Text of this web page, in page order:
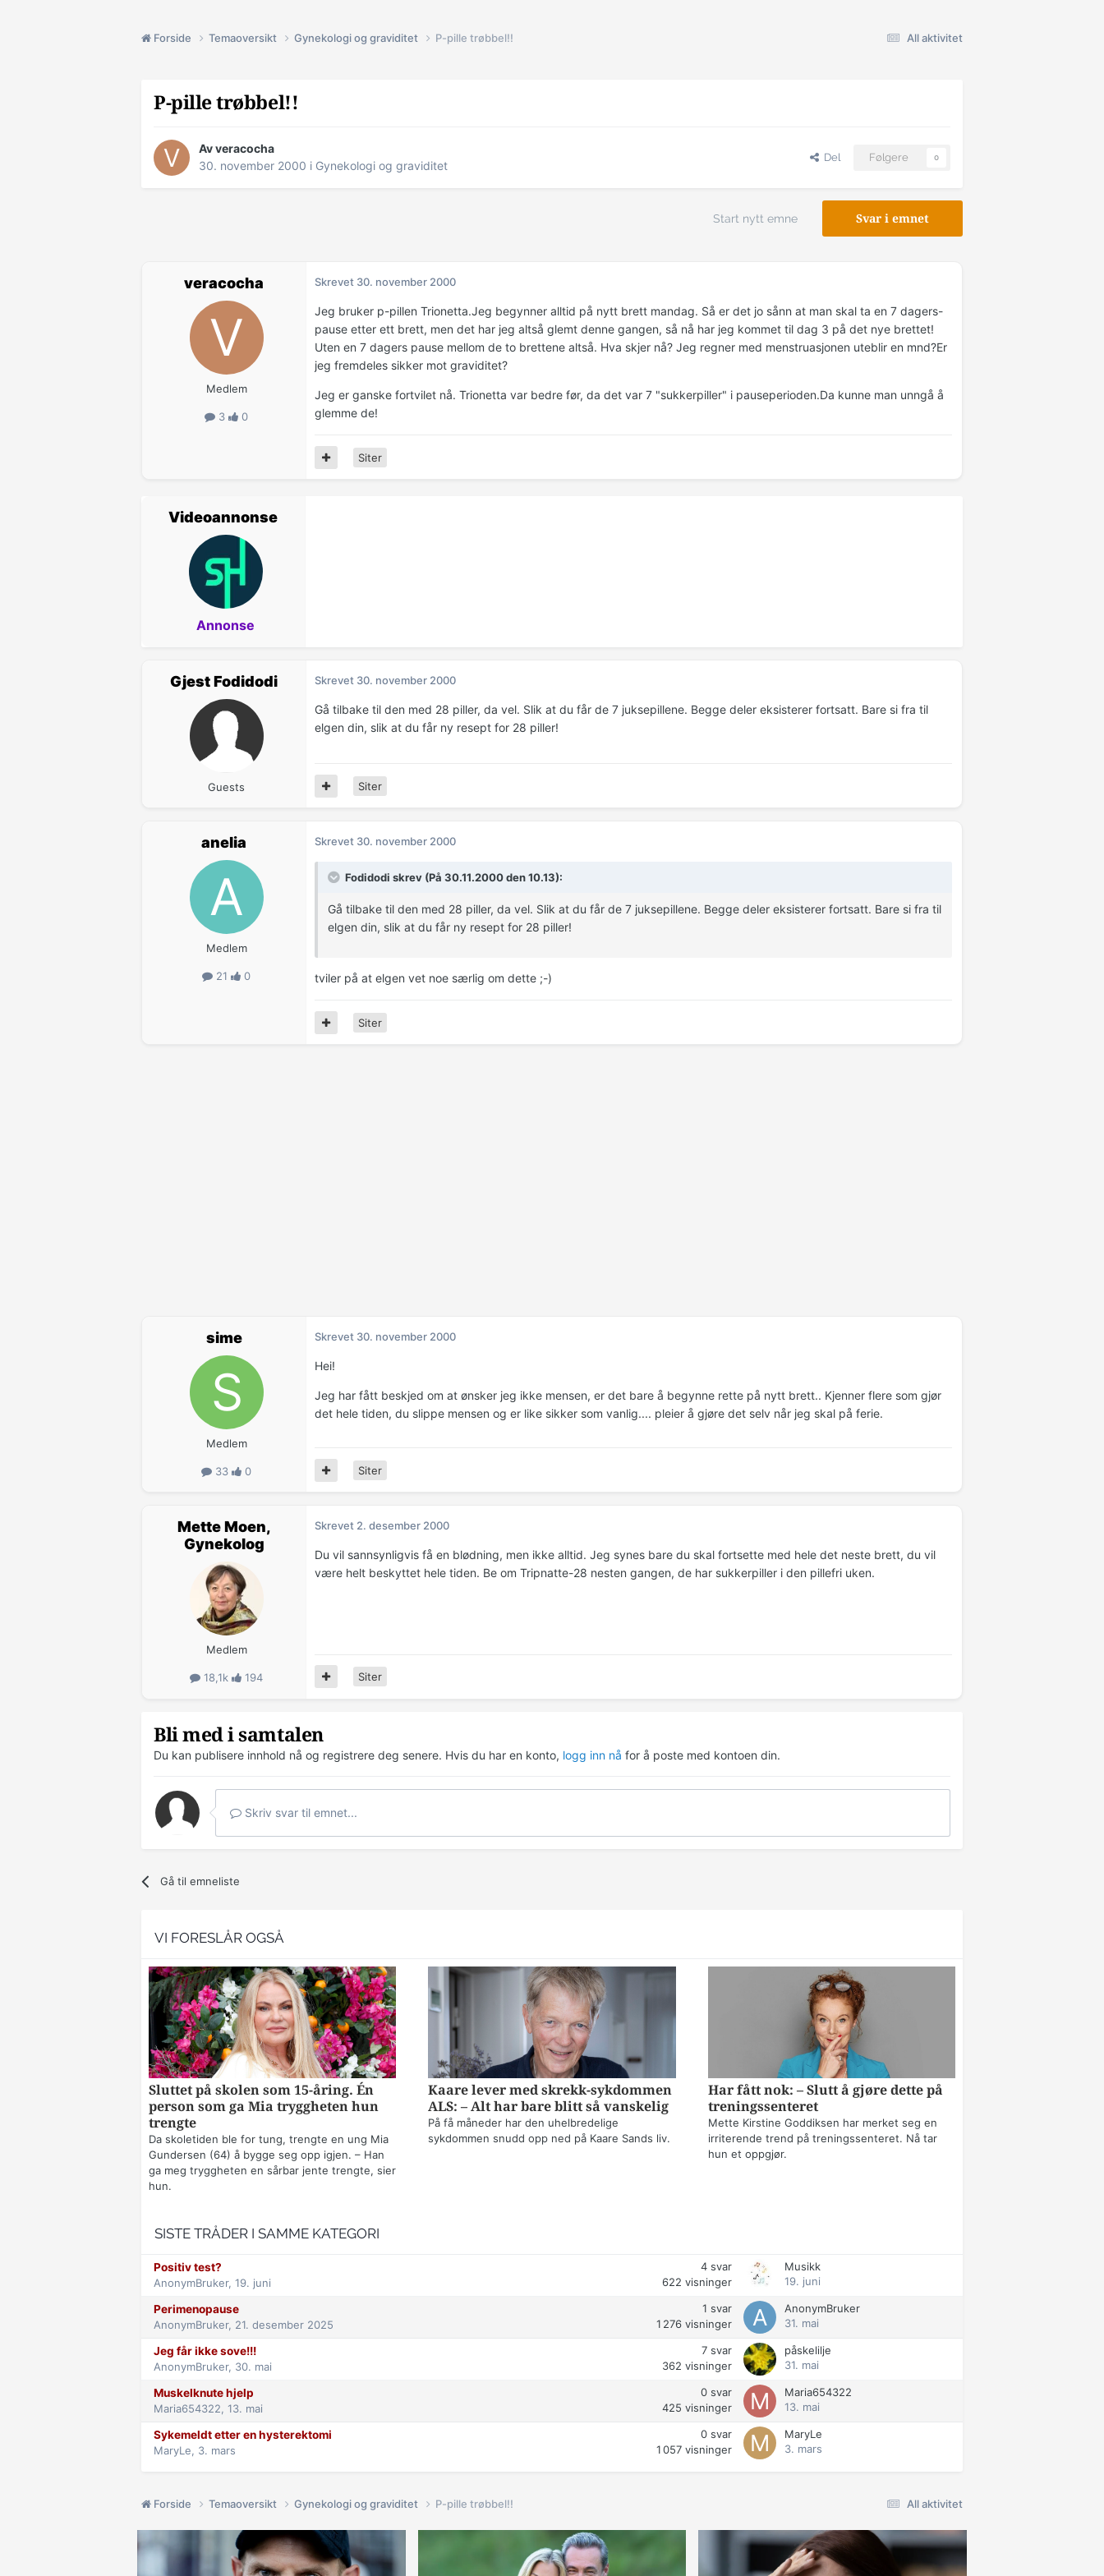
All aktivitet
Forside Temaoversikt Gynekologi og graviditet P-pille trøbbel!!
P-pille trøbbel!!
Av veracocha
30. november 2000 i Gynekologi og graviditet
Del Følgere 0
Svar i emnet
Start nytt emne
veracocha
Medlem
3 0
Skrevet 30. november 2000
Jeg bruker p-pillen Trionetta.Jeg begynner alltid på nytt brett mandag. Så er det jo sånn at man skal ta en 7 dagers-
pause etter ett brett, men det har jeg altså glemt denne gangen, så nå har jeg kommet til dag 3 på det nye brettet!
Uten en 7 dagers pause mellom de to brettene altså. Hva skjer nå? Jeg regner med menstruasjonen uteblir en mnd?Er
jeg fremdeles sikker mot graviditet?
Jeg er ganske fortvilet nå. Trionetta var bedre før, da det var 7 "sukkerpiller" i pauseperioden.Da kunne man unngå å
glemme de!
Siter
Videoannonse
Annonse
Gjest Fodidodi
Guests
Skrevet 30. november 2000
Gå tilbake til den med 28 piller, da vel. Slik at du får de 7 juksepillene. Begge deler eksisterer fortsatt. Bare si fra til
elgen din, slik at du får ny resept for 28 piller!
Siter
anelia
Medlem
21 0
Skrevet 30. november 2000
Fodidodi skrev (På 30.11.2000 den 10.13):
Gå tilbake til den med 28 piller, da vel. Slik at du får de 7 juksepillene. Begge deler eksisterer fortsatt. Bare si fra til
elgen din, slik at du får ny resept for 28 piller!
tviler på at elgen vet noe særlig om dette ;-)
Siter
sime
Medlem
33 0
Skrevet 30. november 2000
Hei!
Jeg har fått beskjed om at ønsker jeg ikke mensen, er det bare å begynne rette på nytt brett.. Kjenner flere som gjør
det hele tiden, du slippe mensen og er like sikker som vanlig.... pleier å gjøre det selv når jeg skal på ferie.
Siter
Mette Moen,
Gynekolog
Medlem
18,1k 194
Skrevet 2. desember 2000
Du vil sannsynligvis få en blødning, men ikke alltid. Jeg synes bare du skal fortsette med hele det neste brett, du vil
være helt beskyttet hele tiden. Be om Tripnatte-28 nesten gangen, de har sukkerpiller i den pillefri uken.
Siter
Bli med i samtalen
Du kan publisere innhold nå og registrere deg senere. Hvis du har en konto, logg inn nå for å poste med kontoen din.
Skriv svar til emnet...
Gå til emneliste
VI FORESLÅR OGSÅ
Sluttet på skolen som 15-åring. Én
person som ga Mia tryggheten hun
trengte
Da skoletiden ble for tung, trengte en ung Mia
Gundersen (64) å bygge seg opp igjen. – Han
ga meg tryggheten en sårbar jente trengte, sier
hun.
Kaare lever med skrekk-sykdommen
ALS: – Alt har bare blitt så vanskelig
På få måneder har den uhelbredelige
sykdommen snudd opp ned på Kaare Sands liv.
Har fått nok: – Slutt å gjøre dette på
treningssenteret
Mette Kirstine Goddiksen har merket seg en
irriterende trend på treningssenteret. Nå tar
hun et oppgjør.
SISTE TRÅDER I SAMME KATEGORI
Positiv test?
AnonymBruker, 19. juni
4 svar
622 visninger
Musikk
19. juni
Perimenopause
AnonymBruker, 21. desember 2025
1 svar
1 276 visninger
AnonymBruker
31. mai
Jeg får ikke sove!!!
AnonymBruker, 30. mai
7 svar
362 visninger
påskelilje
31. mai
Muskelknute hjelp
Maria654322, 13. mai
0 svar
425 visninger
Maria654322
13. mai
Sykemeldt etter en hysterektomi
MaryLe, 3. mars
0 svar
1 057 visninger
MaryLe
3. mars
All aktivitet
Forside Temaoversikt Gynekologi og graviditet P-pille trøbbel!!